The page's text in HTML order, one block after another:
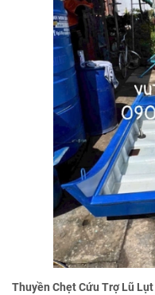
Thuyền Chẹt Cứu Trợ Lũ